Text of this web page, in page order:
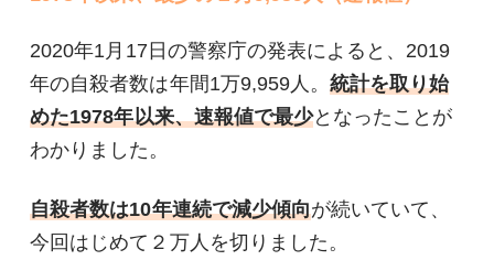
2020年1月17日の警察庁の発表によると、2019
年の自殺者数は年間1万9,959人。統計を取り始
めた1978年以来、速報値で最少となったことが
わかりました。
自殺者数は10年連続で減少傾向が続いていて、
今回はじめて２万人を切りました。